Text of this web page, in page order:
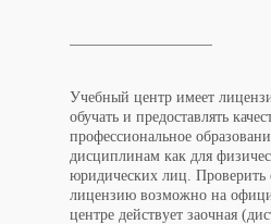
Учебный центр имеет
обучать и предоставлять
профессиональное
дисциплинам как для
юридических лиц. Проверить
лицензию возможно на
центре действует заочная